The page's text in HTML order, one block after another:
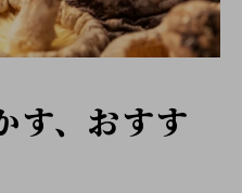
す、おすす